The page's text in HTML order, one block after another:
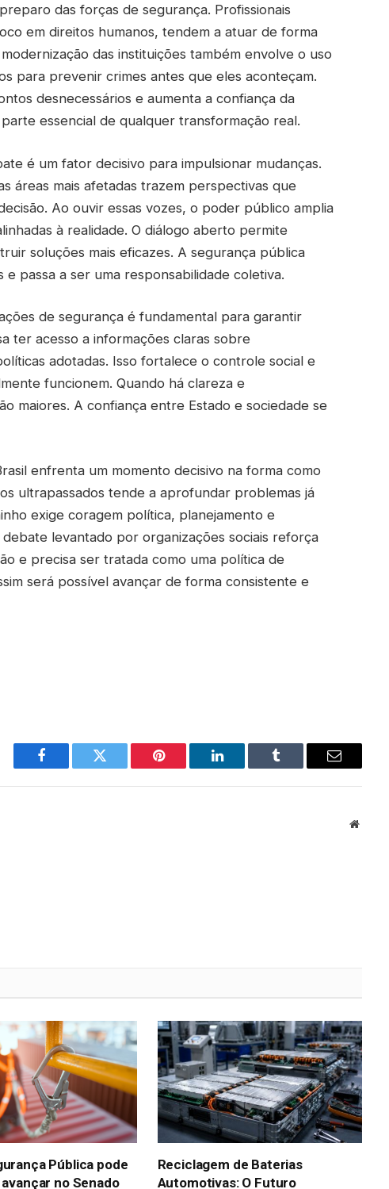
das forças de segurança. Profissionais
em direitos humanos, tendem a atuar de forma
das instituições também envolve o uso
para prevenir crimes antes que eles aconteçam.
desnecessários e aumenta a confiança da
essencial de qualquer transformação real.
é um fator decisivo para impulsionar mudanças.
áreas mais afetadas trazem perspectivas que
Ao ouvir essas vozes, o poder público amplia
à realidade. O diálogo aberto permite
soluções mais eficazes. A segurança pública
passa a ser uma responsabilidade coletiva.
de segurança é fundamental para garantir
ter acesso a informações claras sobre
adotadas. Isso fortalece o controle social e
funcionem. Quando há clareza e
maiores. A confiança entre Estado e sociedade se
enfrenta um momento decisivo na forma como
ultrapassados tende a aprofundar problemas já
exige coragem política, planejamento e
levantado por organizações sociais reforça
e precisa ser tratada como uma política de
será possível avançar de forma consistente e
Facebook Twitter Pinterest LinkedIn Tumblr Email
Website
Pública pode
no Senado
Reciclagem de Baterias
Automotivas: O Futuro